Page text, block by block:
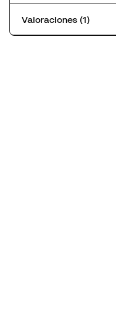
Valoraciones (1)